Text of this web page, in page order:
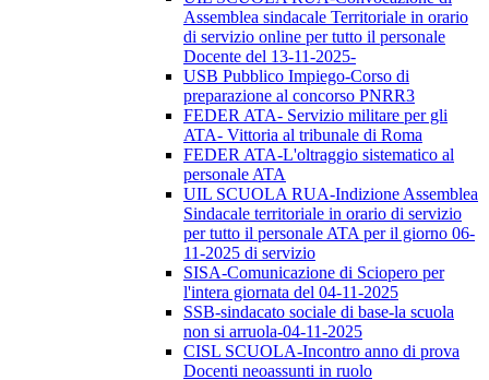
Assemblea sindacale Territoriale in orario
di servizio online per tutto il personale
Docente del 13-11-2025-
USB Pubblico Impiego-Corso di
preparazione al concorso PNRR3
FEDER ATA- Servizio militare per gli
ATA- Vittoria al tribunale di Roma
FEDER ATA-L'oltraggio sistematico al
personale ATA
UIL SCUOLA RUA-Indizione Assemblea
Sindacale territoriale in orario di servizio
per tutto il personale ATA per il giorno 06-
11-2025 di servizio
SISA-Comunicazione di Sciopero per
l'intera giornata del 04-11-2025
SSB-sindacato sociale di base-la scuola
non si arruola-04-11-2025
CISL SCUOLA-Incontro anno di prova
Docenti neoassunti in ruolo